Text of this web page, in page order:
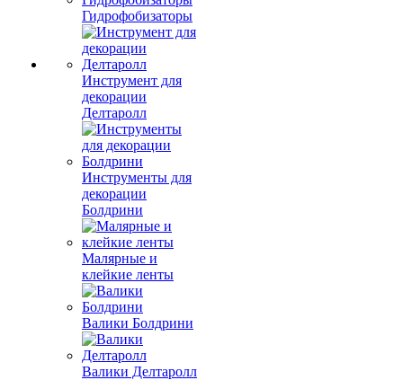
Гидрофобизаторы
Инструмент для
декорации
Делтаролл
Инструменты для
декорации
Болдрини
Малярные и
клейкие ленты
Валики Болдрини
Валики Делтаролл